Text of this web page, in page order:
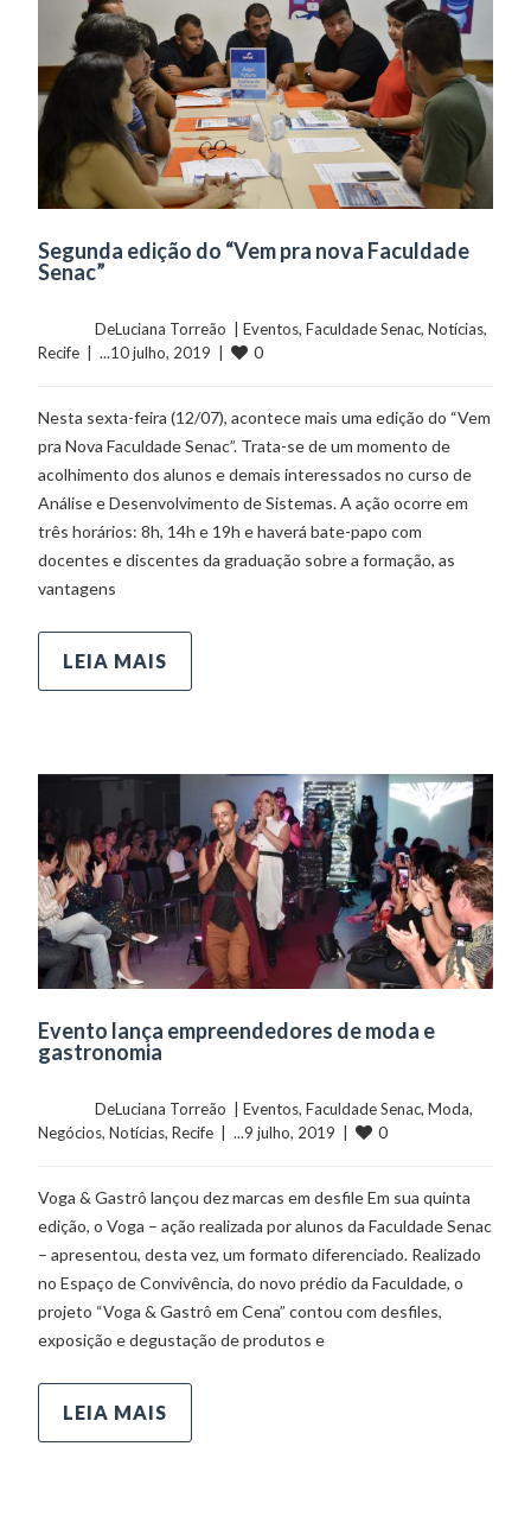
Segunda edição do “Vem pra nova Faculdade
Senac”
	    	DeLuciana Torreão  |
Eventos, Faculdade Senac, Notícias
Recife
  |  ...10 julho, 2019  |
0
Nesta sexta-feira (12/07), acontece mais uma edição do “Vem
pra Nova Faculdade Senac”. Trata-se de um momento de
acolhimento dos alunos e demais interessados no curso de
Análise e Desenvolvimento de Sistemas. A ação ocorre em
três horários: 8h, 14h e 19h e haverá bate-papo com
docentes e discentes da graduação sobre a formação, as
vantagens
LEIA MAIS
Evento lança empreendedores de moda e
gastronomia
	    	DeLuciana Torreão  |
Eventos, Faculdade Senac, Moda
Negócios, Notícias, Recife
  |  ...9 julho, 2019  |
0
Voga & Gastrô lançou dez marcas em desfile Em sua quinta
edição, o Voga – ação realizada por alunos da Faculdade Senac
– apresentou, desta vez, um formato diferenciado. Realizado
no Espaço de Convivência, do novo prédio da Faculdade, o
projeto “Voga & Gastrô em Cena” contou com desfiles,
exposição e degustação de produtos e
LEIA MAIS